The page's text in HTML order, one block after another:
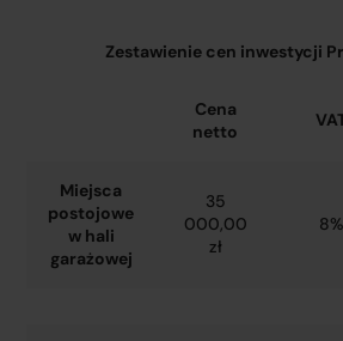
Zestawienie cen inwestycji
Cena
netto
Miejsca
postojowe
w hali
garażowej
35
000,00
zł
8%